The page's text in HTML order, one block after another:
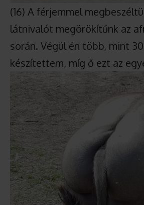
(16) A férjemmel
látnivalót megörökítűnk az
során. Végül én több, mint
készítettem, míg ő ezt az